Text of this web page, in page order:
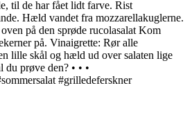
til de har fået lidt farve. Rist
Hæld vandet fra mozzarellakuglerne.
på den sprøde rucolasalat Kom
på. Vinaigrette: Rør alle
lille skål og hæld ud over salaten lige
du prøve den? • • •
#grilledeferskner